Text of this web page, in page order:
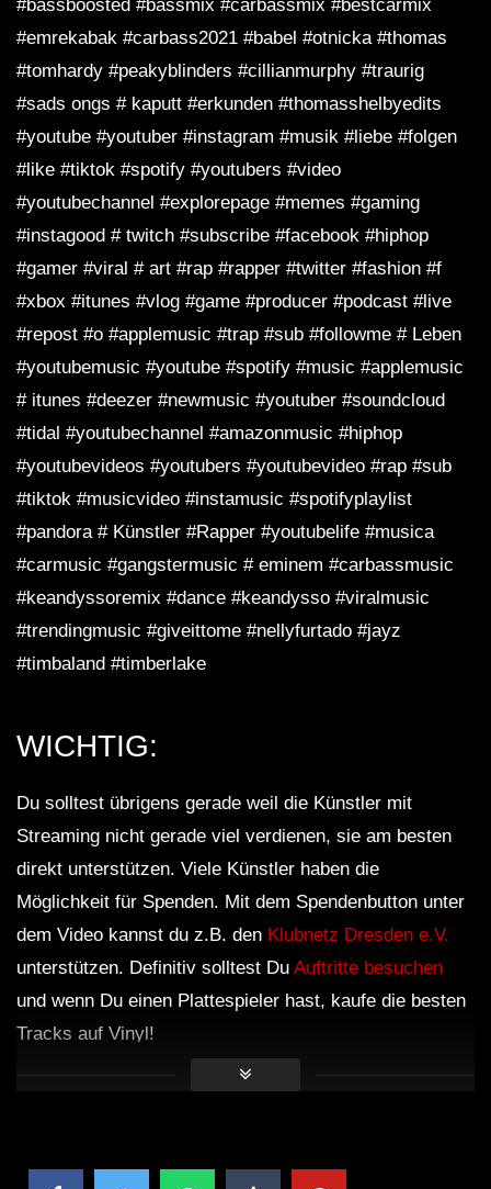
#bassboosted #bassmix #carbassmix #bestcarmix
#emrekabak #carbass2021 #babel #otnicka #thomas
#tomhardy #peakyblinders #cillianmurphy #traurig
#sads ongs # kaputt #erkunden #thomasshelbyedits
#youtube #youtuber #instagram #musik #liebe #folgen
#like #tiktok #spotify #youtubers #video
#youtubechannel #explorepage #memes #gaming
#instagood # twitch #subscribe #facebook #hiphop
#gamer #viral # art #rap #rapper #twitter #fashion #f
#xbox #itunes #vlog #game #producer #podcast #live
#repost #o #applemusic #trap #sub #followme # Leben
#youtubemusic #youtube #spotify #music #applemusic
# itunes #deezer #newmusic #youtuber #soundcloud
#tidal #youtubechannel #amazonmusic #hiphop
#youtubevideos #youtubers #youtubevideo #rap #sub
#tiktok #musicvideo #instamusic #spotifyplaylist
#pandora # Künstler #Rapper #youtubelife #musica
#carmusic #gangstermusic # eminem #carbassmusic
#keandyssoremix #dance #keandysso #viralmusic
#trendingmusic #giveittome #nellyfurtado #jayz
#timbaland #timberlake
WICHTIG:
Du solltest übrigens gerade weil die Künstler mit
Streaming nicht gerade viel verdienen, sie am besten
direkt unterstützen. Viele Künstler haben die
Möglichkeit für Spenden. Mit dem Spendenbutton unter
dem Video kannst du z.B. den Klubnetz Dresden e.V.
unterstützen. Definitiv solltest Du Auftritte besuchen
und wenn Du einen Plattespieler hast, kaufe die besten
Tracks auf Vinyl!